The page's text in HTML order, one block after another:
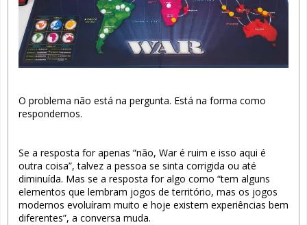
O problema não está na pergunta. Está na forma como
respondemos.
Se a resposta for apenas “não, War é ruim e isso aqui é
outra coisa”, talvez a pessoa se sinta corrigida ou até
diminuída. Mas se a resposta for algo como “tem alguns
elementos que lembram jogos de território, mas os jogos
modernos evoluíram muito e hoje existem experiências bem
diferentes”, a conversa muda.